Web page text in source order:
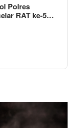
Polres
RAT ke-5…